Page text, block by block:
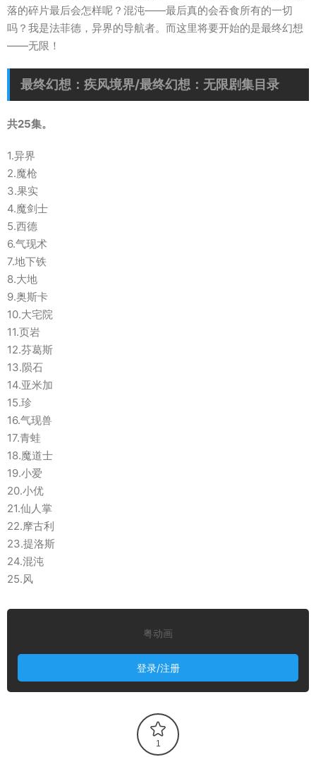
落的碎片最后会怎样呢？混沌——最后真的会吞食所有的一切
吗？我是法菲德，异界的导航者。而这里将要开始的是最终幻想
——无限！
最终幻想：疾风境界/最终幻想：无限剧集目录
共25集。
1.异界
2.魔枪
3.果实
4.魔剑士
5.西德
6.气现术
7.地下铁
8.大地
9.奥斯卡
10.大宅院
11.页岩
12.芬葛斯
13.陨石
14.亚米加
15.珍
16.气现兽
17.青蛙
18.魔道士
19.小爱
20.小优
21.仙人掌
22.摩古利
23.提洛斯
24.混沌
25.风
粤动画
登录/注册
1